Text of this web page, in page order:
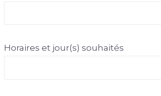
Horaires et jour(s) souhaités